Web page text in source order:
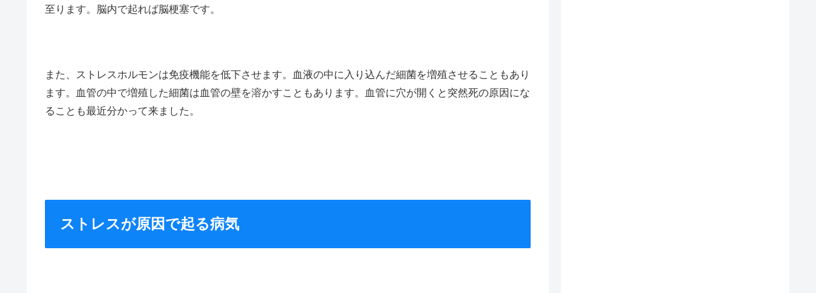
至ります。脳内で起れば脳梗塞です。
また、ストレスホルモンは免疫機能を低下させます。血液の中に入り込んだ細菌を増殖させることもあり
ます。血管の中で増殖した細菌は血管の壁を溶かすこともあります。血管に穴が開くと突然死の原因にな
ることも最近分かって来ました。
ストレスが原因で起る病気